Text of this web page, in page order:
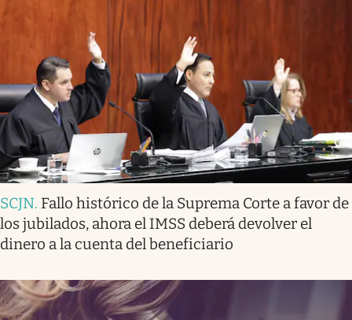
SCJN. Fallo histórico de la Suprema Corte a favor de
los jubilados, ahora el IMSS deberá devolver el
dinero a la cuenta del beneficiario